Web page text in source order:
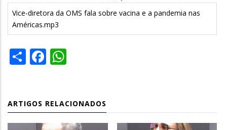
Vice-diretora da OMS fala sobre vacina e a pandemia nas
Américas.mp3
ShareFacebook
ARTIGOS RELACIONADOS